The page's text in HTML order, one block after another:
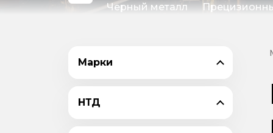
Черный металл
Марки
НТД